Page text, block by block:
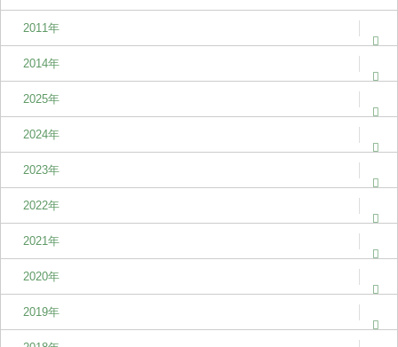
2011年
2014年
2025年
2024年
2023年
2022年
2021年
2020年
2019年